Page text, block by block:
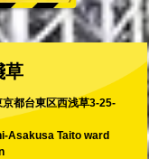
草
都台東区西浅草3-25-
Asakusa Taito ward